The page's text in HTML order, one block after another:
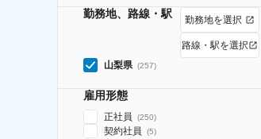
勤務地、路線・駅 勤務地を選択
路線・駅を選択
山梨県 (257)
雇用形態
正社員 (250)
契約社員 (5)